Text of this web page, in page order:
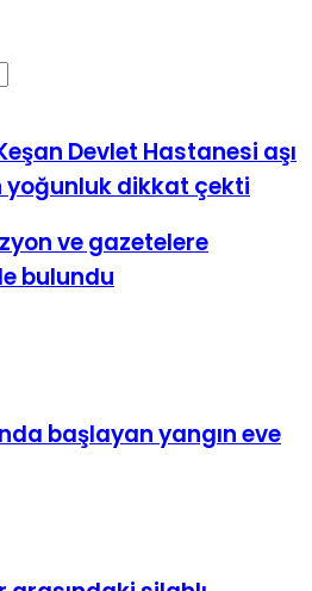
Devlet Hastanesi aşı
yoğunluk dikkat çekti
ve gazetelere
bulundu
başlayan yangın eve